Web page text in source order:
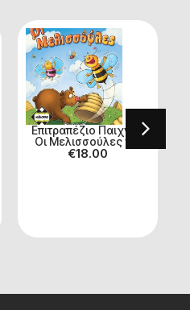
Επιτραπέζιο Παιχνίδι
Οι Μελισσούλες για
€18.00